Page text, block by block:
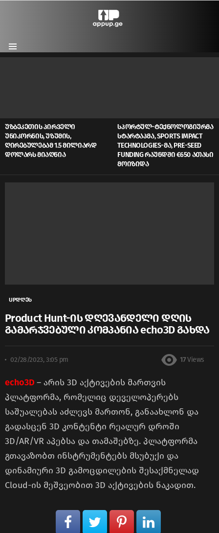
Menu
ᲣᲖᲑᲔᲙᲔᲗᲘᲡ ᲞᲘᲠᲕᲔᲚᲘ
ᲣᲜᲘᲙᲝᲠᲜᲘᲡ, ᲣᲖᲣᲛᲘᲡ,
ᲦᲘᲠᲔᲑᲣᲚᲔᲑᲐᲛ 1.5 ᲛᲘᲚᲘᲐᲠᲓ
ᲓᲝᲚᲐᲠᲡ ᲛᲘᲐᲦᲬᲘᲐ
ᲡᲞᲝᲠᲢᲣᲚ-ᲢᲔᲥᲜᲝᲚᲝᲒᲘᲣᲠᲛᲐ
ᲡᲢᲐᲠᲢᲐᲞᲛᲐ, SPORTS IMPACT
TECHNOLOGIES-ᲛᲐ, PRE-SEED
FUNDING ᲠᲐᲣᲜᲓᲨᲘ €650 ᲐᲗᲐᲡᲘ
ᲛᲝᲘᲖᲘᲓᲐ
UPდღეს
Product Hunt-ის დღევანდელი დღის
გამარჯვებული კომპანია echo3D გახდა
02/28/2023, 3:05 pm 17 Views
echo3D – არის 3D აქტივების მართვის
პლატფორმა, რომელიც დეველოპერებს
საშუალებას აძლევს მართონ, განაახლონ და
გადასცენ 3D კონტენტი რეალურ დროში
3D/AR/VR აპებსა და თამაშებზე. პლატფორმა
გთავაზობთ ინსტრუმენტებს მსუბუქი და
დინამიური 3D გამოცდილების შესაქმნელად
Cloud-ის მეშვეობით 3D აქტივების ნაკადით.